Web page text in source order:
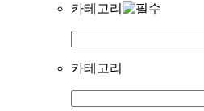
카테고리
카테고리